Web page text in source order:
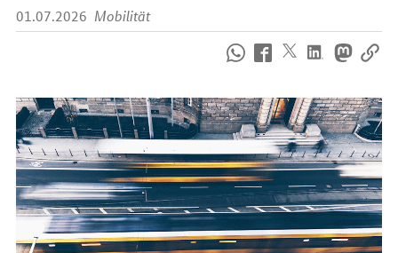
01.07.2026 Mobilität
uns
im
Internet